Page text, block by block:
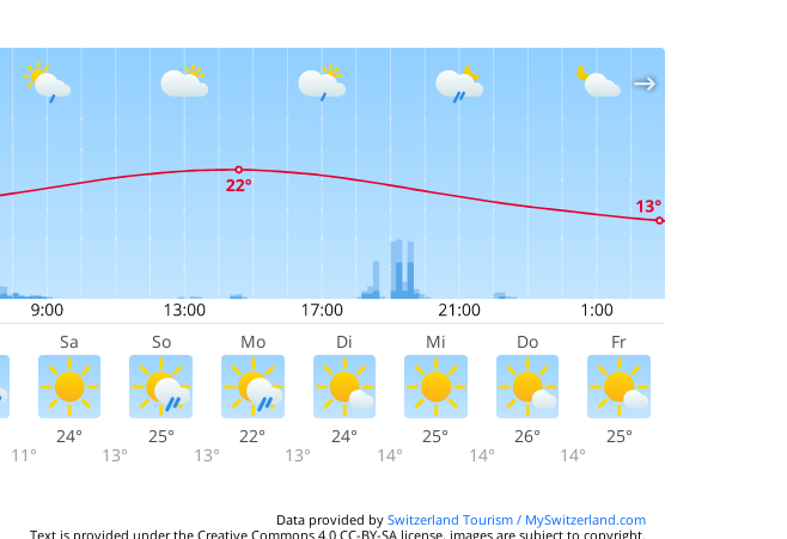
Sa So Mo Di Mi Do Fr
11°
24°
13°
25°
13°
22°
13°
24°
14°
25°
14°
26°
14°
25°
Data provided by Switzerland Tourism / MySwitzerland.com
Text is provided under the Creative Commons 4.0 CC-BY-SA license, images are subject to copyright.